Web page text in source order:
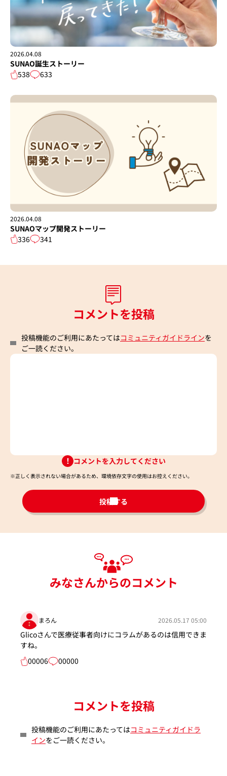
2026.04.08
SUNAO誕生ストーリー
538
633
2026.04.08
SUNAOマップ開発ストーリー
336
341
コメントを投稿
投稿機能のご利用にあたってはコミュニティガイドラインを
ご一読ください。
コメントを入力してください
※正しく表示されない場合があるため、環境依存文字の使用はお控えください。​
投稿する
みなさんからのコメント
まろん 2026.05.17 05:00
Glicoさんで医療従事者向けにコラムがあるのは信用できま
すね。
00006
00000
コメントを投稿
投稿機能のご利用にあたってはコミュニティガイドラ
インをご一読ください。